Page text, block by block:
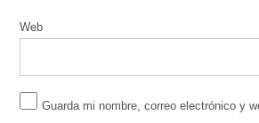
Web
Guarda mi nombre, correo electrónico y